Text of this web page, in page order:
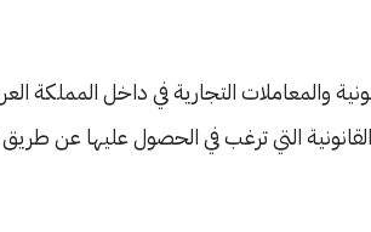
والمعاملات التجارية في داخل المملكة
التي ترغب في الحصول عليها عن